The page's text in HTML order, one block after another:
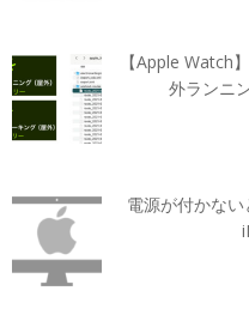
【Apple Watch
外ランニ
電源が付かな